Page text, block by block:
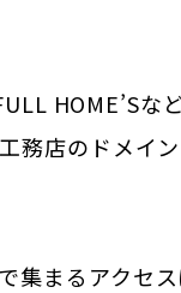
HOME’Sな
務店のドメイ
集まるアクセ